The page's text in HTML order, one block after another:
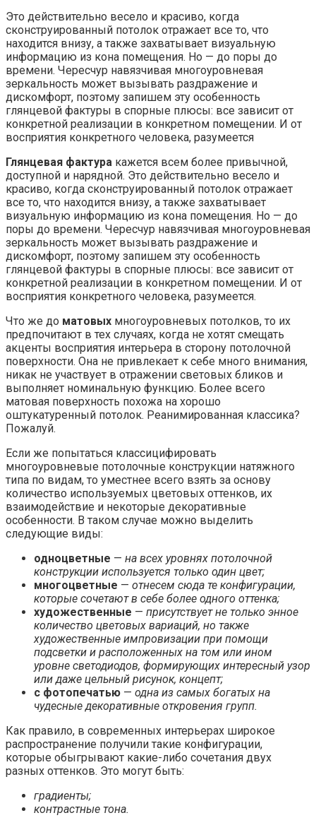
Это действительно весело и красиво, когда
сконструированный потолок отражает все то, что
находится внизу, а также захватывает визуальную
информацию из кона помещения. Но — до поры до
времени. Чересчур навязчивая многоуровневая
зеркальность может вызывать раздражение и
дискомфорт, поэтому запишем эту особенность
глянцевой фактуры в спорные плюсы: все зависит от
конкретной реализации в конкретном помещении. И от
восприятия конкретного человека, разумеется
Глянцевая фактура кажется всем более привычной,
доступной и нарядной. Это действительно весело и
красиво, когда сконструированный потолок отражает
все то, что находится внизу, а также захватывает
визуальную информацию из кона помещения. Но — до
поры до времени. Чересчур навязчивая многоуровневая
зеркальность может вызывать раздражение и
дискомфорт, поэтому запишем эту особенность
глянцевой фактуры в спорные плюсы: все зависит от
конкретной реализации в конкретном помещении. И от
восприятия конкретного человека, разумеется.
Что же до матовых многоуровневых потолков, то их
предпочитают в тех случаях, когда не хотят смещать
акценты восприятия интерьера в сторону потолочной
поверхности. Она не привлекает к себе много внимания,
никак не участвует в отражении световых бликов и
выполняет номинальную функцию. Более всего
матовая поверхность похожа на хорошо
оштукатуренный потолок. Реанимированная классика?
Пожалуй.
Если же попытаться классицифировать
многоуровневые потолочные конструкции натяжного
типа по видам, то уместнее всего взять за основу
количество используемых цветовых оттенков, их
взаимодействие и некоторые декоративные
особенности. В таком случае можно выделить
следующие виды:
одноцветные — на всех уровнях потолочной
конструкции используется только один цвет;
многоцветные — отнесем сюда те конфигурации,
которые сочетают в себе более одного оттенка;
художественные — присутствует не только энное
количество цветовых вариаций, но также
художественные импровизации при помощи
подсветки и расположенных на том или ином
уровне светодиодов, формирующих интересный узор
или даже цельный рисунок, концепт;
с фотопечатью — одна из самых богатых на
чудесные декоративные откровения групп.
Как правило, в современных интерьерах широкое
распространение получили такие конфигурации,
которые обыгрывают какие-либо сочетания двух
разных оттенков. Это могут быть:
градиенты;
контрастные тона.